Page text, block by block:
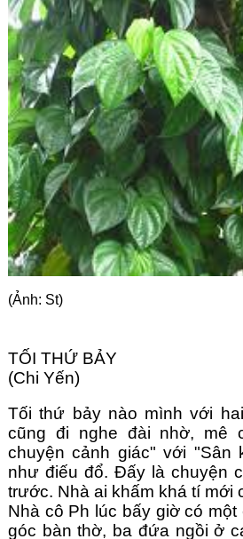
Góc chia sẻ
Liên hệ
Tìm kiếm
(Ảnh: St)
TỐI THỨ BẢY
(Chi Yến)
Tối thứ bảy nào mình với
cũng đi nghe đài nhờ, mê
chuyện cảnh giác" với "Sân
như điếu đổ. Đấy là chuyện
trước. Nhà ai khấm khá tí mới
Nhà cô Ph lúc bấy giờ có một
góc bàn thờ, ba đứa ngồi ở